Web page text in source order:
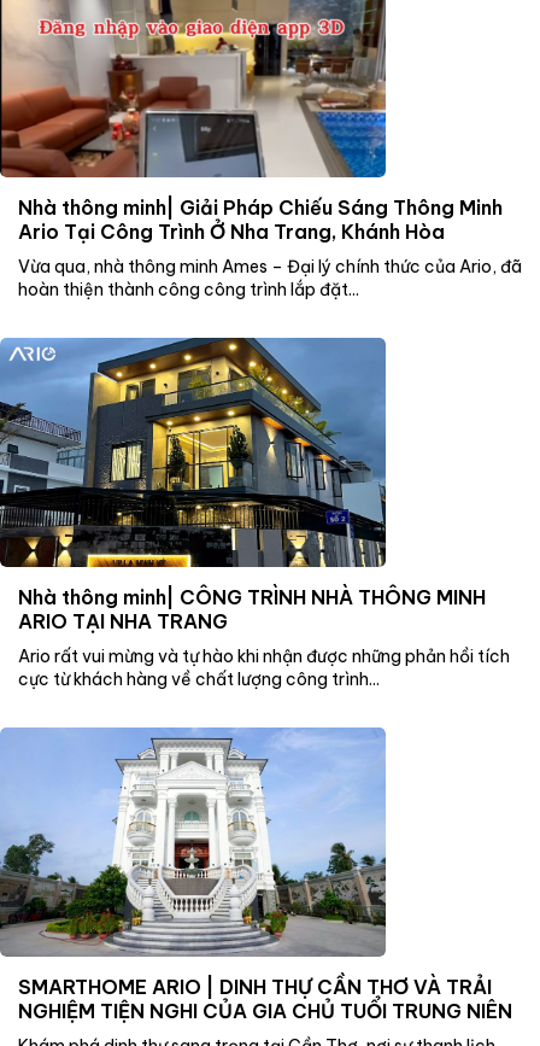
Nhà thông minh| Giải Pháp Chiếu Sáng Thông Minh
Ario Tại Công Trình Ở Nha Trang, Khánh Hòa
Vừa qua, nhà thông minh Ames – Đại lý chính thức của Ario, đã
hoàn thiện thành công công trình lắp đặt...
Nhà thông minh| CÔNG TRÌNH NHÀ THÔNG MINH
ARIO TẠI NHA TRANG
Ario rất vui mừng và tự hào khi nhận được những phản hồi tích
cực từ khách hàng về chất lượng công trình...
SMARTHOME ARIO | DINH THỰ CẦN THƠ VÀ TRẢI
NGHIỆM TIỆN NGHI CỦA GIA CHỦ TUỔI TRUNG NIÊN